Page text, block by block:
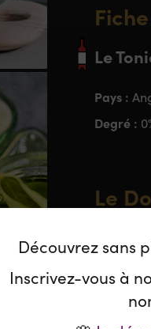
Le
Pays :
Degré :
Le
En
de la
légère
meilleur
Découvrez sans
Inscrivez-vous à